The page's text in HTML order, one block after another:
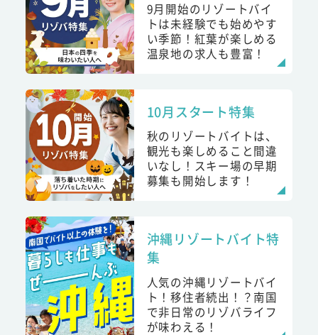
9月開始のリゾートバイ
トは未経験でも始めやす
い季節！紅葉が楽しめる
温泉地の求人も豊富！
10月スタート特集
秋のリゾートバイトは、
観光も楽しめること間違
いなし！スキー場の早期
募集も開始します！
沖縄リゾートバイト特
集
人気の沖縄リゾートバイ
ト！移住者続出！？南国
で非日常のリゾバライフ
が味わえる！